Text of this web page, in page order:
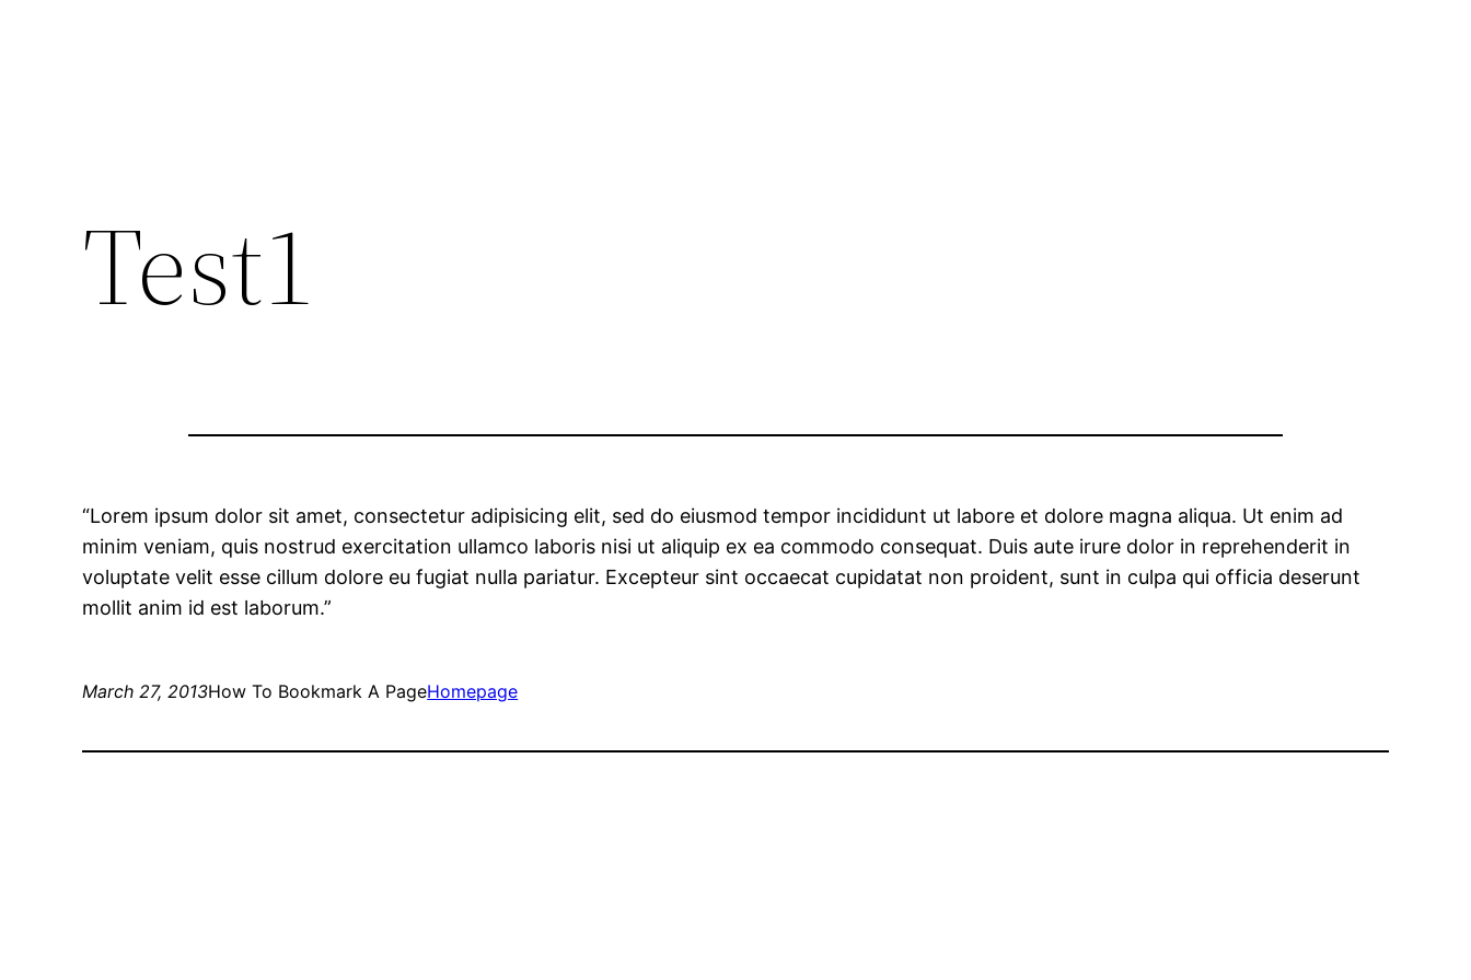
Test1
“Lorem ipsum dolor sit amet, consectetur adipisicing elit, sed do eiusmod tempor incididunt ut labore et dolore magna aliqua. Ut enim ad
minim veniam, quis nostrud exercitation ullamco laboris nisi ut aliquip ex ea commodo consequat. Duis aute irure dolor in reprehenderit in
voluptate velit esse cillum dolore eu fugiat nulla pariatur. Excepteur sint occaecat cupidatat non proident, sunt in culpa qui officia deserunt
mollit anim id est laborum.”
March 27, 2013How To Bookmark A PageHomepage